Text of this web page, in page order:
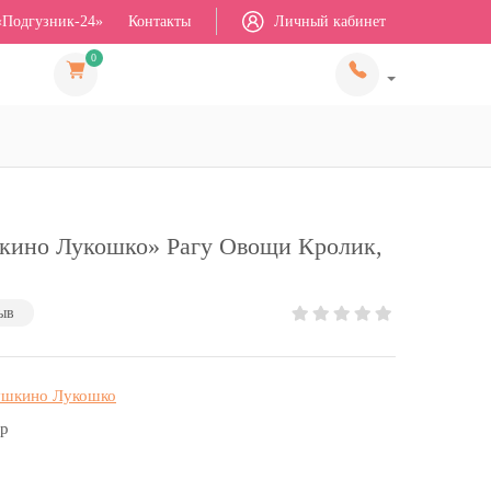
24» Контакты Личный кабинет
0
Лукошко» Рагу Овощи Кролик,
Лукошко